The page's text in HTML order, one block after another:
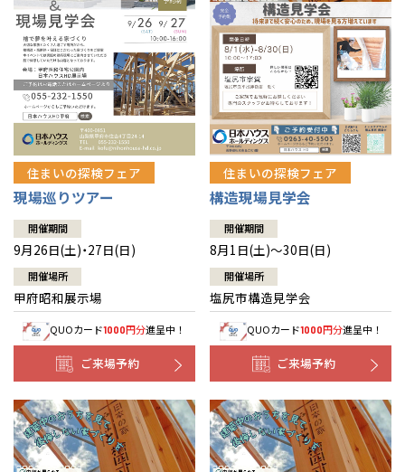
住まいの探検フェア
現場巡りツアー
開催期間
9月26日(土)・27日(日)
開催場所
甲府昭和展示場
QUOカード1000円分進呈中！
ご来場予約
住まいの探検フェア
構造現場見学会
開催期間
8月1日(土)～30日(日)
開催場所
塩尻市構造見学会
QUOカード1000円分進呈中！
ご来場予約